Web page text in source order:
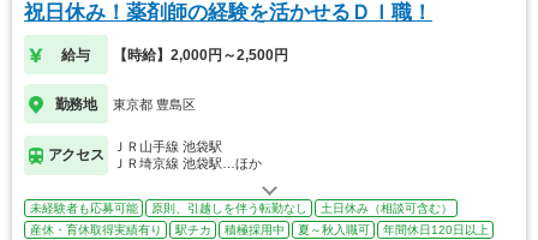
祝日休み！薬剤師の経験を活かせるＤＩ職！
給与 【時給】2,000円～2,500円
勤務地 東京都 豊島区
アクセス
ＪＲ山手線 池袋駅
ＪＲ埼京線 池袋駅…ほか
未経験者も応募可能 原則、引越しを伴う転勤なし
土日休み（相談可含む）
産休・育休取得実績有り
駅チカ 積極採用中 夏～秋入職可
年間休日120日以上